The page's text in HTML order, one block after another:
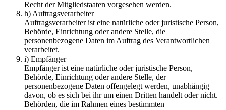
Recht der Mitgliedstaaten vorgesehen werden.
h) Auftragsverarbeiter
Auftragsverarbeiter ist eine natürliche oder juristische Person,
Behörde, Einrichtung oder andere Stelle, die
personenbezogene Daten im Auftrag des Verantwortlichen
verarbeitet.
i) Empfänger
Empfänger ist eine natürliche oder juristische Person,
Behörde, Einrichtung oder andere Stelle, der
personenbezogene Daten offengelegt werden, unabhängig
davon, ob es sich bei ihr um einen Dritten handelt oder nicht.
Behörden, die im Rahmen eines bestimmten